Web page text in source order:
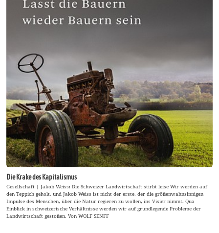
Die Krake des Kapitalismus
Gesellschaft | Jakob Weiss: Die Schweizer Landwirtschaft stirbt leise Wir werden auf
den Teppich geholt, und Jakob Weiss ist nicht der erste, der die größenwahnsinnigen
Impulse des Menschen, über die Natur regieren zu wollen, ins Visier nimmt. Qua
Einblick in schweizerische Verhältnisse werden wir auf grundlegende Probleme der
Landwirtschaft gestoßen. Von WOLF SENFF